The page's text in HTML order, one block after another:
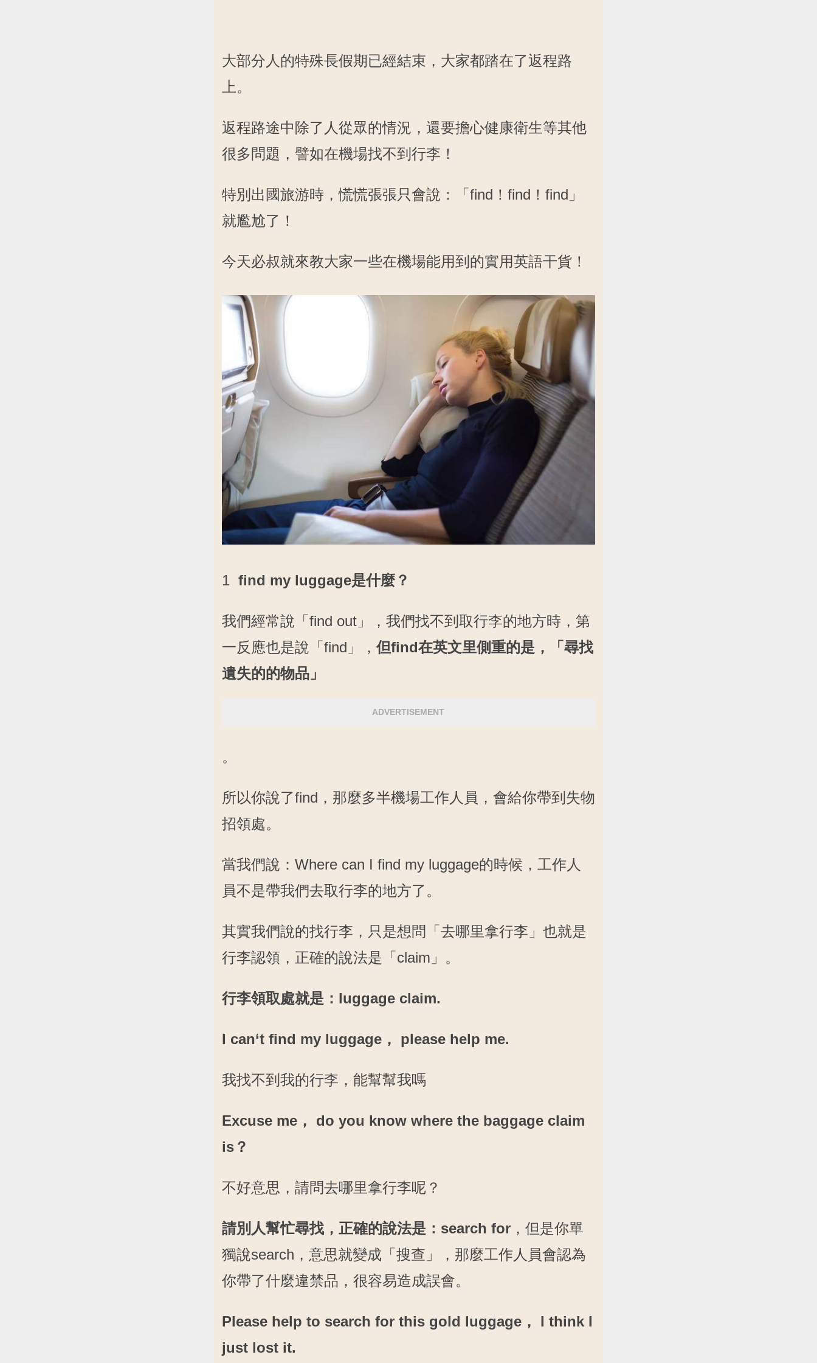
大部分人的特殊長假期已經結束，大家都踏在了返程路
上。
返程路途中除了人從眾的情況，還要擔心健康衛生等其他
很多問題，譬如在機場找不到行李！
特別出國旅游時，慌慌張張只會說：「find！find！find」
就尷尬了！
今天必叔就來教大家一些在機場能用到的實用英語干貨！
1 find my luggage是什麼？
我們經常說「find out」，我們找不到取行李的地方時，第
一反應也是說「find」，但find在英文里側重的是，「尋找
遺失的的物品」
ADVERTISEMENT
。
所以你說了find，那麼多半機場工作人員，會給你帶到失物
招領處。
當我們說：Where can I find my luggage的時候，工作人
員不是帶我們去取行李的地方了。
其實我們說的找行李，只是想問「去哪里拿行李」也就是
行李認領，正確的說法是「claim」。
行李領取處就是：luggage claim.
I can‘t find my luggage， please help me.
我找不到我的行李，能幫幫我嗎
Excuse me， do you know where the baggage claim
is？
不好意思，請問去哪里拿行李呢？
請別人幫忙尋找，正確的說法是：search for，但是你單
獨說search，意思就變成「搜查」，那麼工作人員會認為
你帶了什麼違禁品，很容易造成誤會。
Please help to search for this gold luggage， I think I
just lost it.